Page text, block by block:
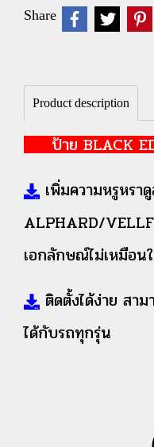
Share
Product description
ป้าย BLACK
เพิ่มความหรูหรา
ALPHARD/
เอกลักษณ์ไม่เหมือน
ติดตั้งได้ง่าย สาม
ได้กับรถทุกรุ่น